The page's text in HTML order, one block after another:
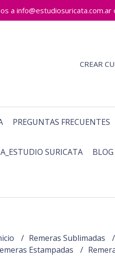
a
CREAR
PREGUNTAS FRECUENTES
SURICATA BLOG
Remeras Sublimadas
Estampadas